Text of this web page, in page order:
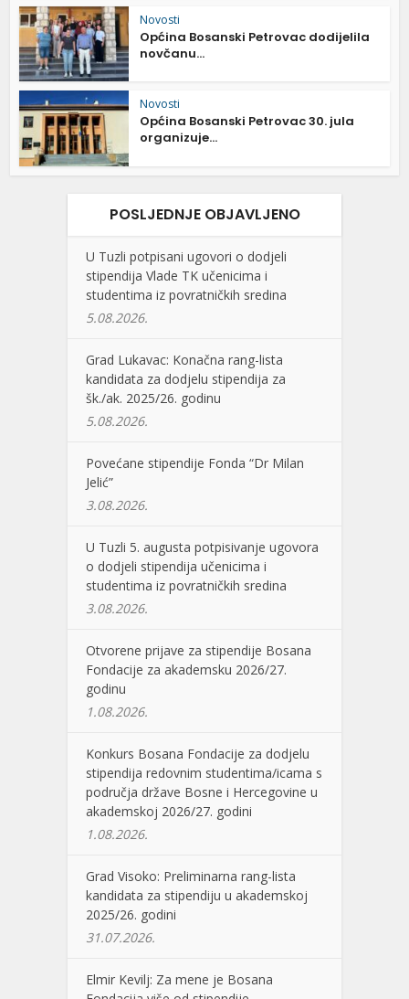
Novosti
Općina Bosanski Petrovac dodijelila
novčanu...
Novosti
Općina Bosanski Petrovac 30. jula
organizuje...
POSLJEDNJE OBJAVLJENO
U Tuzli potpisani ugovori o dodjeli
stipendija Vlade TK učenicima i
studentima iz povratničkih sredina
5.08.2026.
Grad Lukavac: Konačna rang-lista
kandidata za dodjelu stipendija za
šk./ak. 2025/26. godinu
5.08.2026.
Povećane stipendije Fonda “Dr Milan
Jelić”
3.08.2026.
U Tuzli 5. augusta potpisivanje ugovora
o dodjeli stipendija učenicima i
studentima iz povratničkih sredina
3.08.2026.
Otvorene prijave za stipendije Bosana
Fondacije za akademsku 2026/27.
godinu
1.08.2026.
Konkurs Bosana Fondacije za dodjelu
stipendija redovnim studentima/icama s
područja države Bosne i Hercegovine u
akademskoj 2026/27. godini
1.08.2026.
Grad Visoko: Preliminarna rang-lista
kandidata za stipendiju u akademskoj
2025/26. godini
31.07.2026.
Elmir Kevilj: Za mene je Bosana